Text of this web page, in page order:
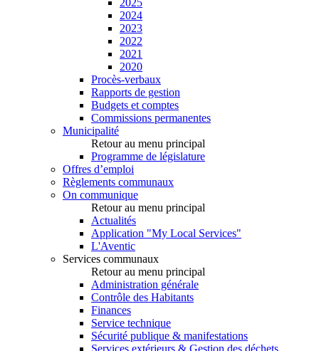
2024
2023
2022
2021
2020
Procès-verbaux
Rapports de gestion
Budgets et comptes
Commissions permanentes
Municipalité
Retour au menu principal
Programme de législature
Offres d’emploi
Règlements communaux
On communique
Retour au menu principal
Actualités
Application "My Local Services"
L'Aventic
Services communaux
Retour au menu principal
Administration générale
Contrôle des Habitants
Finances
Service technique
Sécurité publique & manifestations
Services extérieurs & Gestion des déchets